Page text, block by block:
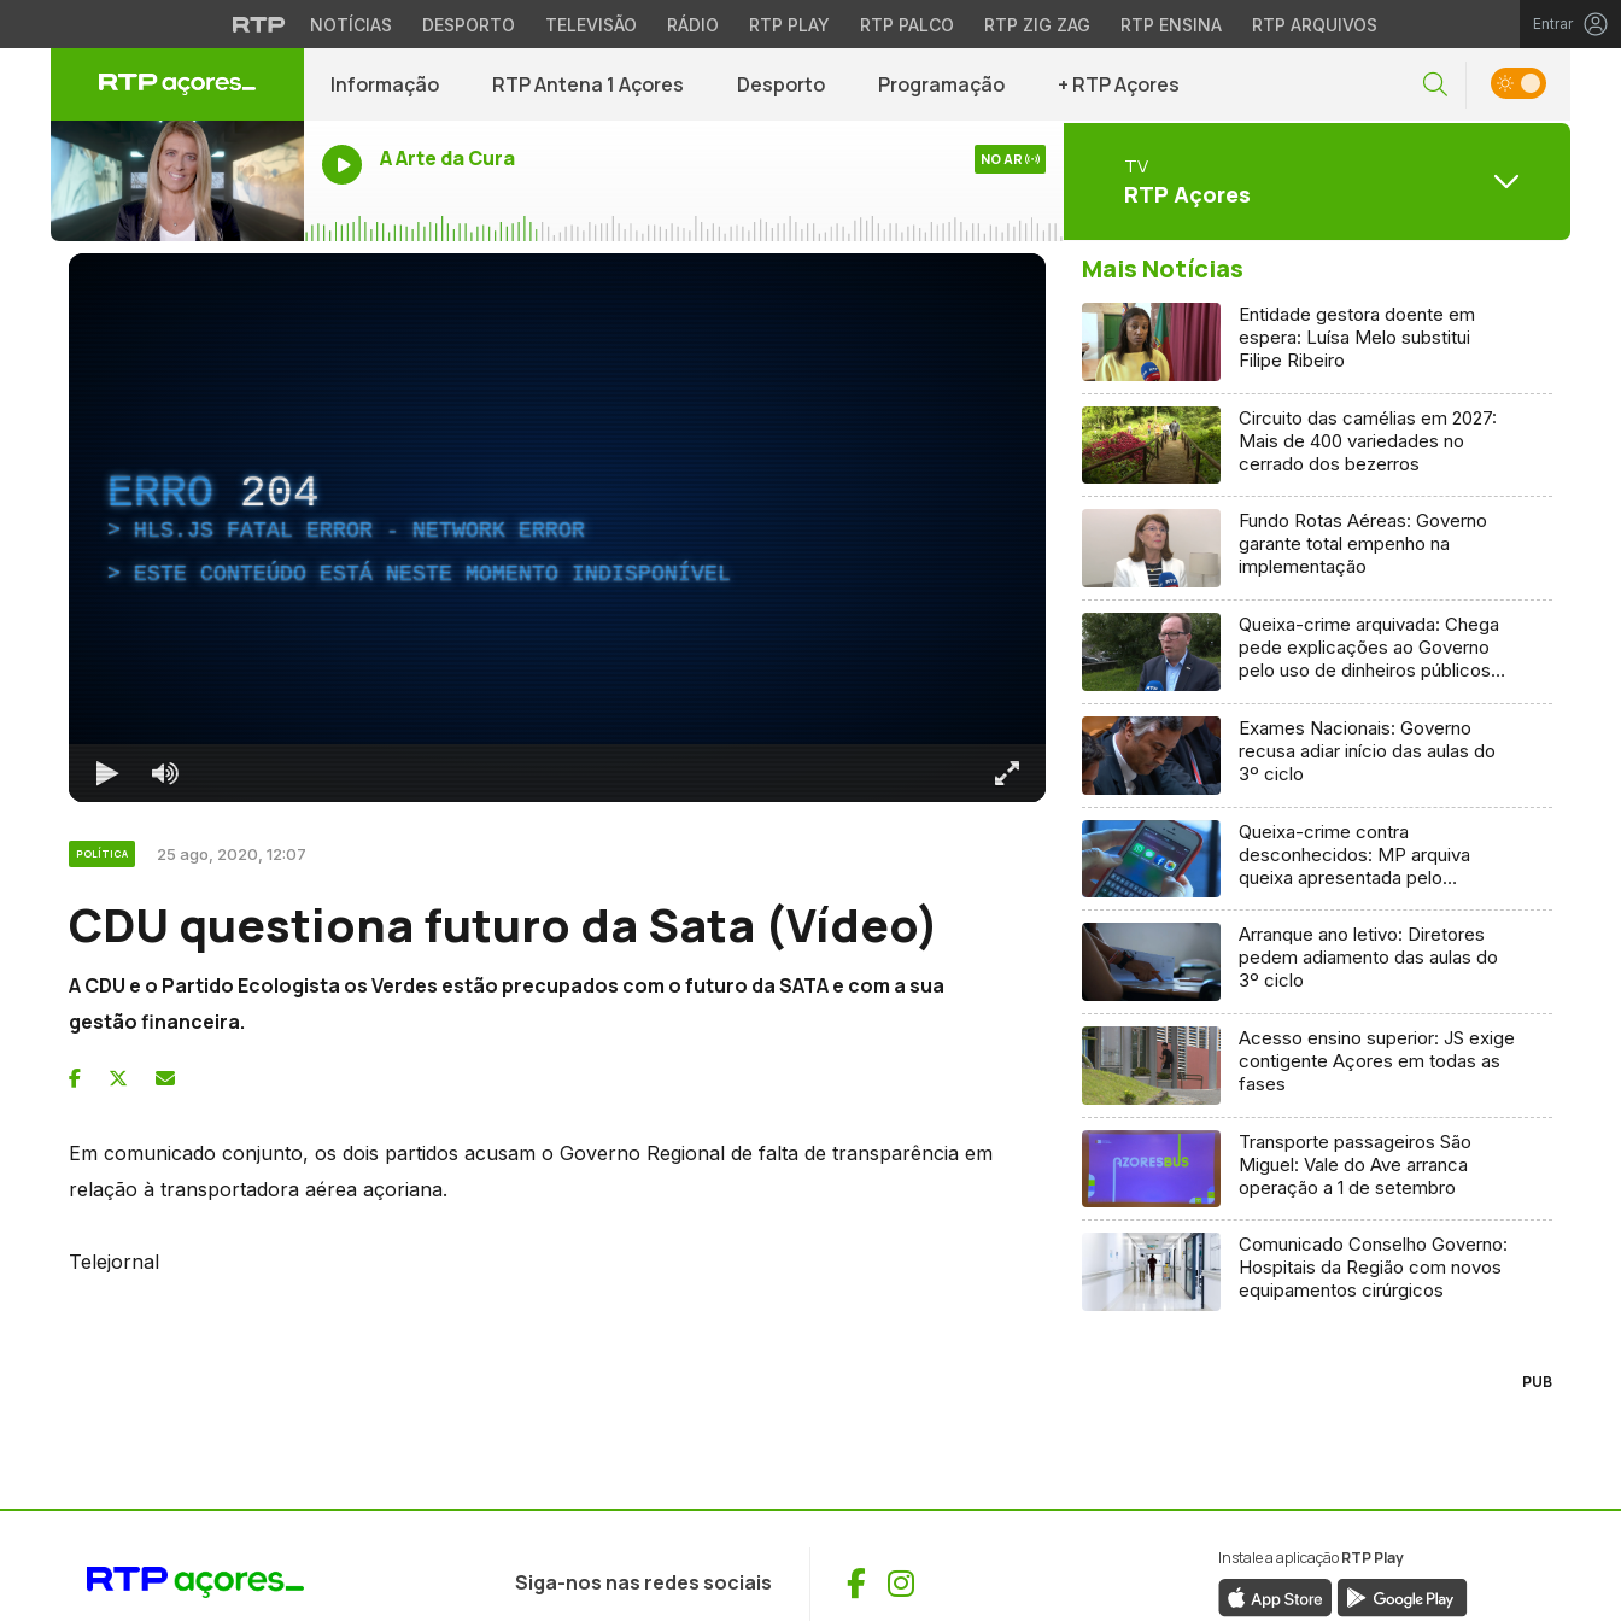
NOTÍCIAS DESPORTO TELEVISÃO RÁDIO RTP PLAY RTP PALCO RTP ZIG ZAG RTP ENSINA RTP ARQUIVOS Entrar
Informação RTP Antena 1 Açores Desporto Programação + RTP Açores
A Arte da Cura NO AR TV
RTP Açores
ERRO 204
HLS.JS FATAL ERROR - NETWORK ERROR
ESTE CONTEÚDO ESTÁ NESTE MOMENTO INDISPONÍVEL
POLÍTICA 25 ago, 2020, 12:07
CDU questiona futuro da Sata (Vídeo)
A CDU e o Partido Ecologista os Verdes estão precupados com o futuro da SATA e com a sua
gestão financeira.
Em comunicado conjunto, os dois partidos acusam o Governo Regional de falta de transparência em
relação à transportadora aérea açoriana.
Telejornal
Mais Notícias
Entidade gestora doente em
espera: Luísa Melo substitui
Filipe Ribeiro
Circuito das camélias em 2027:
Mais de 400 variedades no
cerrado dos bezerros
Fundo Rotas Aéreas: Governo
garante total empenho na
implementação
Queixa-crime arquivada: Chega
pede explicações ao Governo
pelo uso de dinheiros públicos
Exames Nacionais: Governo
recusa adiar início das aulas do
3º ciclo
Queixa-crime contra
desconhecidos: MP arquiva
queixa apresentada pelo
Arranque ano letivo: Diretores
pedem adiamento das aulas do
3º ciclo
Acesso ensino superior: JS exige
contigente Açores em todas as
fases
Transporte passageiros São
Miguel: Vale do Ave arranca
operação a 1 de setembro
Comunicado Conselho Governo:
Hospitais da Região com novos
equipamentos cirúrgicos
PUB
Siga-nos nas redes sociais Facebook
Instagram
Instale a aplicaçãoRTP Play